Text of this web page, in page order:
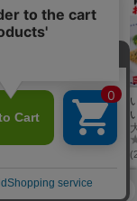
る
腎臓病とわかっ
たら最初に読む
赤羽もり内科・腎臓内科